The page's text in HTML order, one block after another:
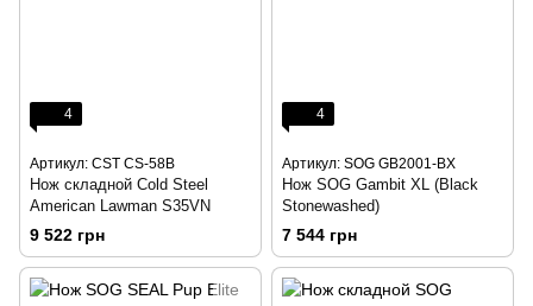
4
Артикул: CST CS-58B
Нож складной Cold Steel
American Lawman S35VN
9 522 грн
4
Артикул: SOG GB2001-BX
Нож SOG Gambit XL (Black
Stonewashed)
7 544 грн